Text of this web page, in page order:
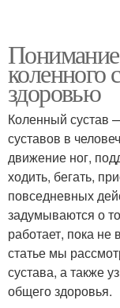
коленного
здоровью
Коленный сустав
суставов в
движение ног,
ходить, бегать,
повседневных
задумываются о
работает, пока не
статье мы
сустава, а также
общего здоровья.